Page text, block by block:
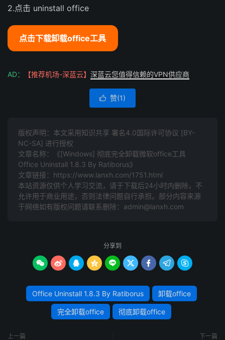
2.点击 uninstall office
点击下载卸载office工具
AD： 【推荐机场-深蓝云】 深蓝云您值得信赖的VPN供应商
 赞(1)
版权声明：本文采用知识共享 署名4.0国际许可协议 [BY-
NC-SA] 进行授权
文章名称：《[Windows] 彻底完全卸载微软office工具
Office Uninstall 1.8.3 By Ratiborus》
文章链接： https://www.lanxh.com/1751.html
本站资源仅供个人学习交流，请于下载后24小时内删除，不
允许用于商业用途，否则法律问题自行承担。部分内容来源
于网络如有版权问题请联系删除：admin@lanxh.com
分享到
        
Office Uninstall 1.8.3 By Ratiborus 卸载office
完全卸载office 彻底卸载office
上一篇 下一篇